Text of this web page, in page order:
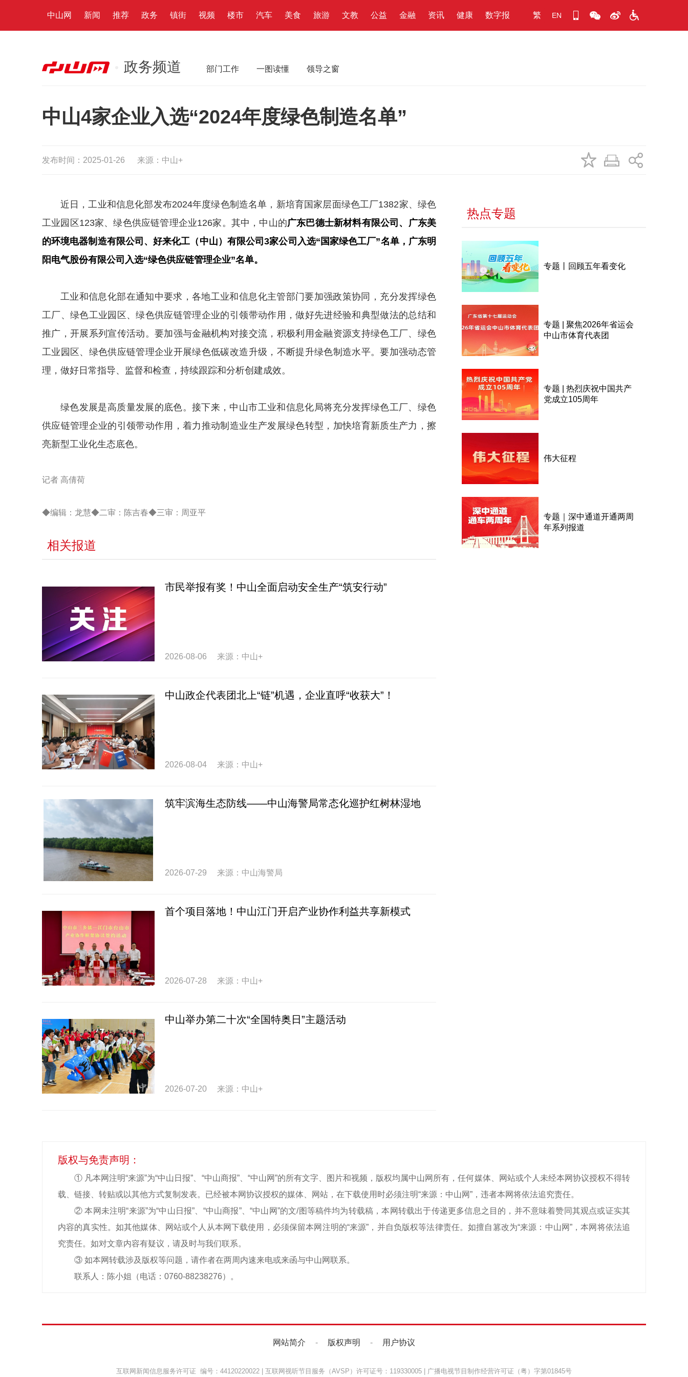
中山网 新闻 推荐 政务 镇街 视频 楼市 汽车 美食 旅游 文教 公益 金融 资讯 健康 数字报 繁 EN
政务频道 部门工作 一图读懂 领导之窗
中山4家企业入选“2024年度绿色制造名单”
发布时间：2025-01-26 来源：中山+
近日，工业和信息化部发布2024年度绿色制造名单，新培育国家层面绿色工厂1382家、绿色
工业园区123家、绿色供应链管理企业126家。其中，中山的广东巴德士新材料有限公司、广东美
的环境电器制造有限公司、好来化工（中山）有限公司3家公司入选“国家绿色工厂”名单，广东明
阳电气股份有限公司入选“绿色供应链管理企业”名单。
工业和信息化部在通知中要求，各地工业和信息化主管部门要加强政策协同，充分发挥绿色
工厂、绿色工业园区、绿色供应链管理企业的引领带动作用，做好先进经验和典型做法的总结和
推广，开展系列宣传活动。要加强与金融机构对接交流，积极利用金融资源支持绿色工厂、绿色
工业园区、绿色供应链管理企业开展绿色低碳改造升级，不断提升绿色制造水平。要加强动态管
理，做好日常指导、监督和检查，持续跟踪和分析创建成效。
绿色发展是高质量发展的底色。接下来，中山市工业和信息化局将充分发挥绿色工厂、绿色
供应链管理企业的引领带动作用，着力推动制造业生产发展绿色转型，加快培育新质生产力，擦
亮新型工业化生态底色。
记者 高倩荷
◆编辑：龙慧◆二审：陈吉春◆三审：周亚平
相关报道
市民举报有奖！中山全面启动安全生产“筑安行动”
2026-08-06 来源：中山+
中山政企代表团北上“链”机遇，企业直呼“收获大”！
2026-08-04 来源：中山+
筑牢滨海生态防线——中山海警局常态化巡护红树林湿地
2026-07-29 来源：中山海警局
首个项目落地！中山江门开启产业协作利益共享新模式
2026-07-28 来源：中山+
中山举办第二十次“全国特奥日”主题活动
2026-07-20 来源：中山+
热点专题
专题丨回顾五年看变化
专题 | 聚焦2026年省运会
中山市体育代表团
专题 | 热烈庆祝中国共产
党成立105周年
伟大征程
专题｜深中通道开通两周
年系列报道
版权与免责声明：
① 凡本网注明“来源”为“中山日报”、“中山商报”、“中山网”的所有文字、图片和视频，版权均属中山网所有，任何媒体、网站或个人未经本网协议授权不得转
载、链接、转贴或以其他方式复制发表。已经被本网协议授权的媒体、网站，在下载使用时必须注明“来源：中山网”，违者本网将依法追究责任。
② 本网未注明“来源”为“中山日报”、“中山商报”、“中山网”的文/图等稿件均为转载稿，本网转载出于传递更多信息之目的，并不意味着赞同其观点或证实其
内容的真实性。如其他媒体、网站或个人从本网下载使用，必须保留本网注明的“来源”，并自负版权等法律责任。如擅自篡改为“来源：中山网”，本网将依法追
究责任。如对文章内容有疑议，请及时与我们联系。
③ 如本网转载涉及版权等问题，请作者在两周内速来电或来函与中山网联系。
联系人：陈小姐（电话：0760-88238276）。
网站简介 - 版权声明 - 用户协议
互联网新闻信息服务许可证 编号：44120220022 互联网视听节目服务（AVSP）许可证号：119330005 广播电视节目制作经营许可证（粤）字第01845号